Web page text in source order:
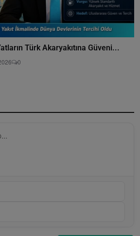
Türk Akaryakıtına Güveni...
0